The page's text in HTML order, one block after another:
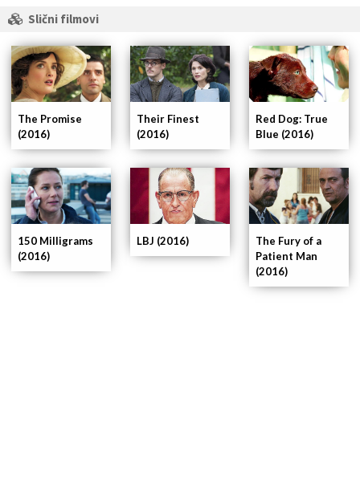
Slični filmovi
The Fury of a
Patient Man
(2016)
LBJ (2016)
150 Milligrams
(2016)
Red Dog: True
Blue (2016)
Their Finest
(2016)
The Promise
(2016)